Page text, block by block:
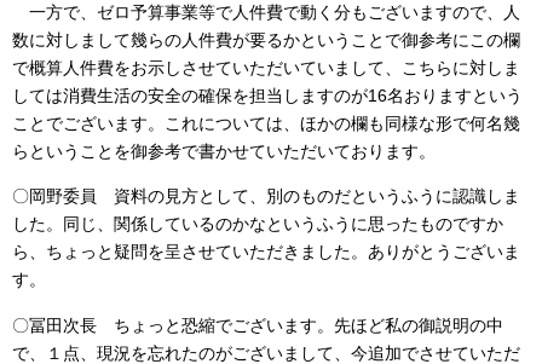
一方で、ゼロ予算事業等で人件費で動く分もございますので、人
数に対しまして幾らの人件費が要るかということで御参考にこの欄
で概算人件費をお示しさせていただいていまして、こちらに対しま
しては消費生活の安全の確保を担当しますのが16名おりますという
ことでございます。これについては、ほかの欄も同様な形で何名幾
らということを御参考で書かせていただいております。
〇岡野委員 資料の見方として、別のものだというふうに認識しま
した。同じ、関係しているのかなというふうに思ったものですか
ら、ちょっと疑問を呈させていただきました。ありがとうございま
す。
〇冨田次長 ちょっと恐縮でございます。先ほど私の御説明の中
で、１点、現況を忘れたのがございまして、今追加でさせていただ